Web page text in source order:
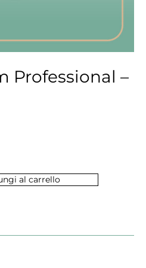
Professional –
al carrello